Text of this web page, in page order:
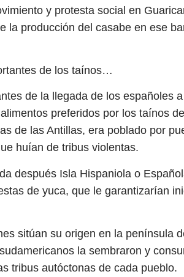
y protesta social en
la producción del casabe en ese
de los taínos…
de la llegada de los españoles
preferidos por los taínos
de las Antillas, era poblado por
huían de tribus violentas.
después Isla Hispaniola o
de yuca, que le garantizarían
sitúan su origen en la península
la sembraron y
tribus autóctonas de cada pueblo.